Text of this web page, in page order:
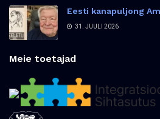
Eesti kanapuljong
31. JUULI 2026
Meie toetajad